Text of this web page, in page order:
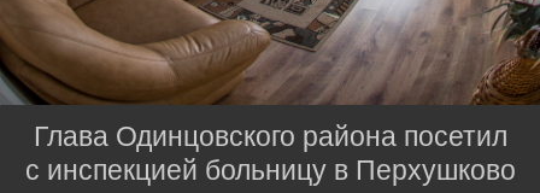
Глава Одинцовского района посетил
с инспекцией больницу в Перхушково